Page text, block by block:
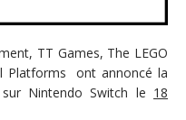
TT Games, The LEGO
Platforms ont annoncé la
sur Nintendo Switch le 18